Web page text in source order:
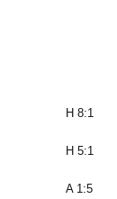
H 8:1
H 5:1
A 1:5